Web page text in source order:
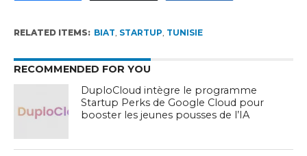
RELATED ITEMS: BIAT, STARTUP, TUNISIE
RECOMMENDED FOR YOU
DuploCloud intègre le programme
Startup Perks de Google Cloud pour
booster les jeunes pousses de l’IA